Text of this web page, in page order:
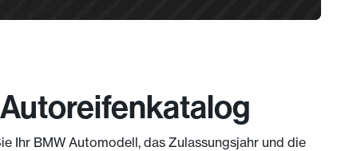
Autoreifenkatalog
Ihr BMW Automodell, das Zulassungsjahr und die